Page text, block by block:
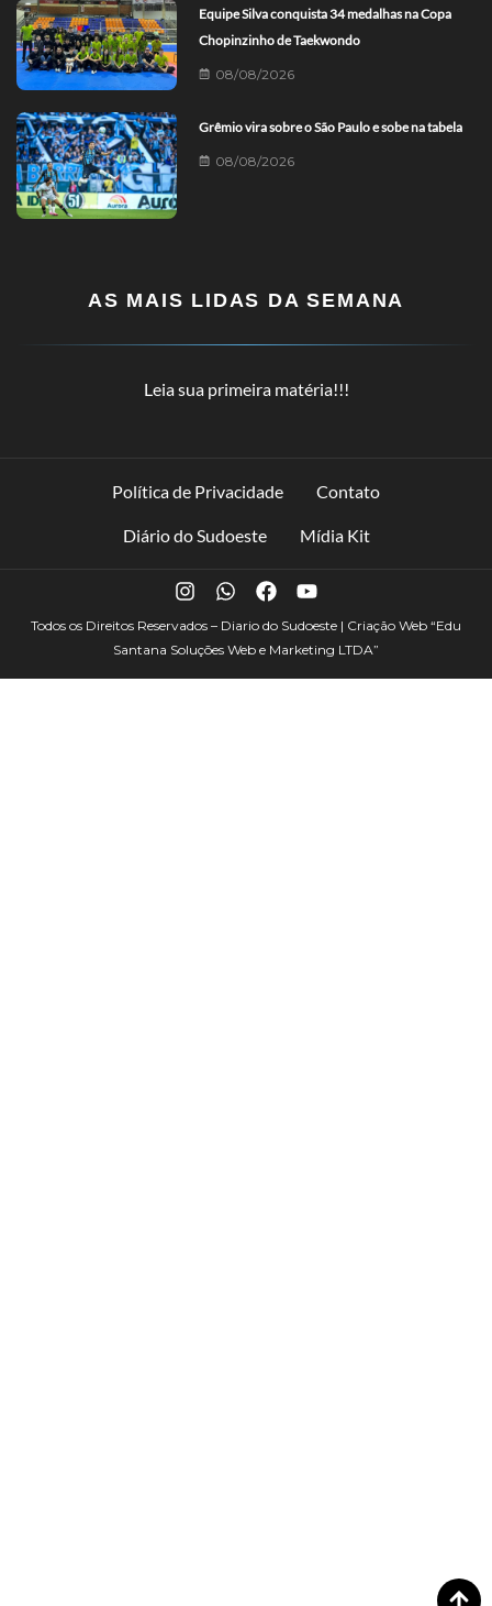
Equipe Silva conquista 34 medalhas na Copa
Chopinzinho de Taekwondo
08/08/2026
Grêmio vira sobre o São Paulo e sobe na tabela
08/08/2026
AS MAIS LIDAS DA SEMANA
Leia sua primeira matéria!!!
Política de Privacidade Contato
Diário do Sudoeste Mídia Kit
Todos os Direitos Reservados – Diario do Sudoeste | Criação Web “Edu
Santana Soluções Web e Marketing LTDA”